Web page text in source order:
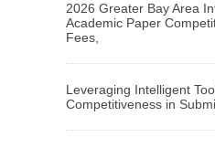
2026 Greater Bay Area
Academic Paper
Fees,
Leveraging Intelligent
Competitiveness in